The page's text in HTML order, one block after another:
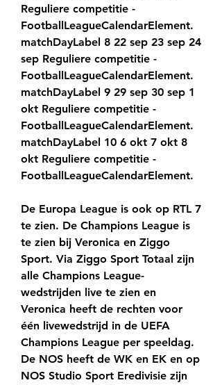
Reguliere competitie -
FootballLeagueCalendarElement.
matchDayLabel 8 22 sep 23 sep 24
sep Reguliere competitie -
FootballLeagueCalendarElement.
matchDayLabel 9 29 sep 30 sep 1
okt Reguliere competitie -
FootballLeagueCalendarElement.
matchDayLabel 10 6 okt 7 okt 8
okt Reguliere competitie -
FootballLeagueCalendarElement.
De Europa League is ook op RTL 7
te zien. De Champions League is
te zien bij Veronica en Ziggo
Sport. Via Ziggo Sport Totaal zijn
alle Champions League-
wedstrijden live te zien en
Veronica heeft de rechten voor
één livewedstrijd in de UEFA
Champions League per speeldag.
De NOS heeft de WK en EK en op
NOS Studio Sport Eredivisie zijn